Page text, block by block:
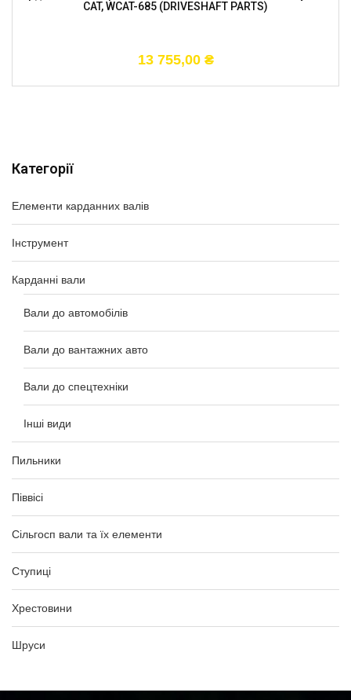
Категорії
Елементи карданних валів
Інструмент
Карданні вали
Вали до автомобілів
Вали до вантажних авто
Вали до спецтехніки
Інші види
Пильники
Піввісі
Сільгосп вали та їх елементи
Ступиці
Хрестовини
Шруси
CAT, WCAT-685 (DRIVESHAFT PARTS)
13 755,00 ₴